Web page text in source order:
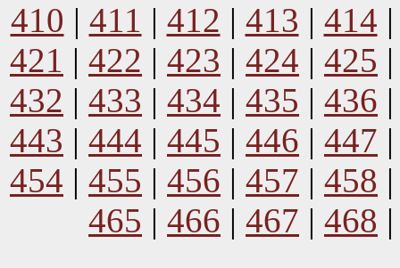
410 | 411 | 412 | 413 | 414
421 | 422 | 423 | 424 | 425
432 | 433 | 434 | 435 | 436
443 | 444 | 445 | 446 | 447
454 | 455 | 456 | 457 | 458
465 | 466 | 467 | 468